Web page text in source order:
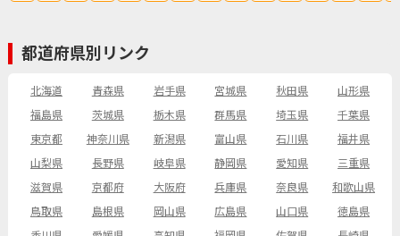
都道府県別リンク
北海道 青森県 岩手県 宮城県 秋田県
山形県
福島県
茨城県 栃木県 群馬県 埼玉県
千葉県
東京都
神奈川県 新潟県 富山県 石川県
福井県
山梨県
長野県 岐阜県 静岡県 愛知県
三重県
滋賀県
京都府 大阪府 兵庫県 奈良県
和歌山県
鳥取県
島根県 岡山県 広島県 山口県
徳島県